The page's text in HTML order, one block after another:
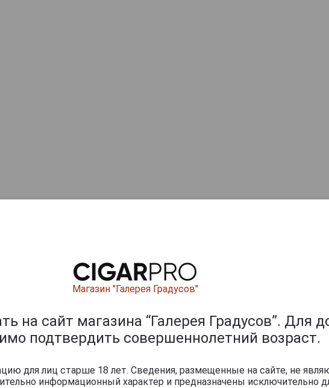
Магазин "Галерея Градусов"
на сайт магазина “Галерея Градусов”. Для
подтвердить совершеннолетний возраст.
для лиц старше 18 лет. Сведения, размещенные на сайте, не
информационный характер и предназначены исключительно